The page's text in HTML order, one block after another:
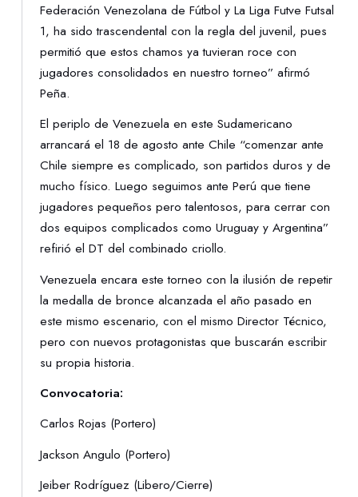
Federación Venezolana de Fútbol y La Liga Futve Futsal
1, ha sido trascendental con la regla del juvenil, pues
permitió que estos chamos ya tuvieran roce con
jugadores consolidados en nuestro torneo” afirmó
Peña.
El periplo de Venezuela en este Sudamericano
arrancará el 18 de agosto ante Chile “comenzar ante
Chile siempre es complicado, son partidos duros y de
mucho físico. Luego seguimos ante Perú que tiene
jugadores pequeños pero talentosos, para cerrar con
dos equipos complicados como Uruguay y Argentina”
refirió el DT del combinado criollo.
Venezuela encara este torneo con la ilusión de repetir
la medalla de bronce alcanzada el año pasado en
este mismo escenario, con el mismo Director Técnico,
pero con nuevos protagonistas que buscarán escribir
su propia historia.
Convocatoria:
Carlos Rojas (Portero)
Jackson Angulo (Portero)
Jeiber Rodríguez (Libero/Cierre)